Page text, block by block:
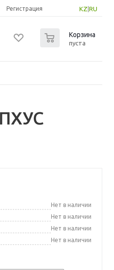
KZ RU
Регистрация
Корзина
пуста
Нет в наличии
Нет в наличии
Нет в наличии
Нет в наличии